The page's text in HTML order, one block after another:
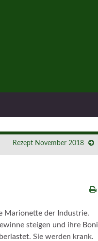
Rezept November 2018
Marionette der Industrie.
steigen und ihre Boni
Sie werden krank.